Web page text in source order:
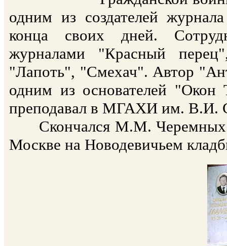
одним из создателей
конца своих дней.
журналами "Красный
"Лапоть", "Смехач". Автор
одним из основателей
преподавал в МГАХИ им. В.И.
Скончался М.М. Черемных 7
Москве на Новодевичьем